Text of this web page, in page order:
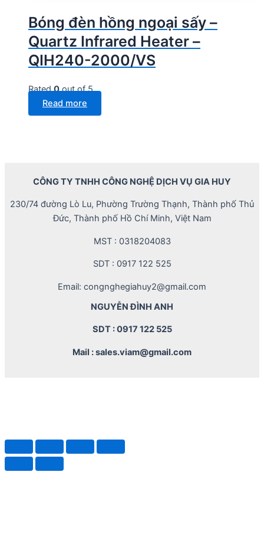
Bóng đèn hồng ngoại sấy –
Quartz Infrared Heater –
QIH240-2000/VS
Rated0out of 5
Read more
CÔNG TY TNHH CÔNG NGHỆ DỊCH VỤ GIA HUY
230/74 đường Lò Lu, Phường Trường Thạnh, Thành phố Thủ
Đức, Thành phố Hồ Chí Minh, Việt Nam
MST : 0318204083
SDT : 0917 122 525
Email: congnghegiahuy2@gmail.com
NGUYỄN ĐÌNH ANH
SDT : 0917 122 525
Mail : sales.viam@gmail.com